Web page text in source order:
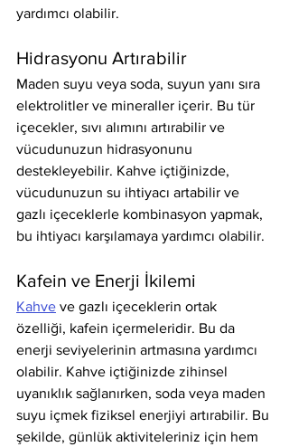
yardımcı olabilir.
Hidrasyonu Artırabilir
Maden suyu veya soda, suyun yanı sıra
elektrolitler ve mineraller içerir. Bu tür
içecekler, sıvı alımını artırabilir ve
vücudunuzun hidrasyonunu
destekleyebilir. Kahve içtiğinizde,
vücudunuzun su ihtiyacı artabilir ve
gazlı içeceklerle kombinasyon yapmak,
bu ihtiyacı karşılamaya yardımcı olabilir.
Kafein ve Enerji İkilemi
Kahve ve gazlı içeceklerin ortak
özelliği, kafein içermeleridir. Bu da
enerji seviyelerinin artmasına yardımcı
olabilir. Kahve içtiğinizde zihinsel
uyanıklık sağlanırken, soda veya maden
suyu içmek fiziksel enerjiyi artırabilir. Bu
şekilde, günlük aktiviteleriniz için hem